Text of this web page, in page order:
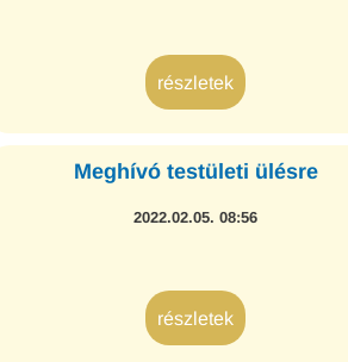
részletek
Meghívó testületi ülésre
2022.02.05. 08:56
részletek